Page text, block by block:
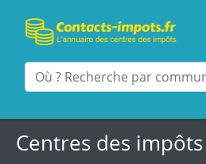
Centres des